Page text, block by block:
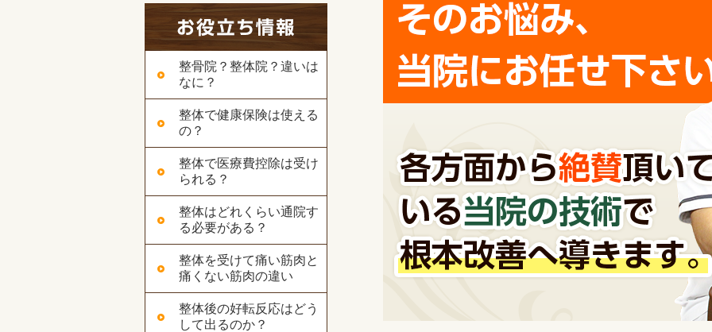
整骨院？整体院？違いは
なに？
整体で健康保険は使える
の？
整体で医療費控除は受け
られる？
整体はどれくらい通院す
る必要がある？
整体を受けて痛い筋肉と
痛くない筋肉の違い
整体後の好転反応はどう
して出るのか？